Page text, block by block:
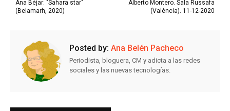
Alberto Montero. Sala Russafa
(València). 11-12-2020
Ana Béjar: "Sahara star"
(Belamarh, 2020)
Posted by: Ana Belén Pacheco
Periodista, bloguera, CM y adicta a las redes
sociales y las nuevas tecnologías.